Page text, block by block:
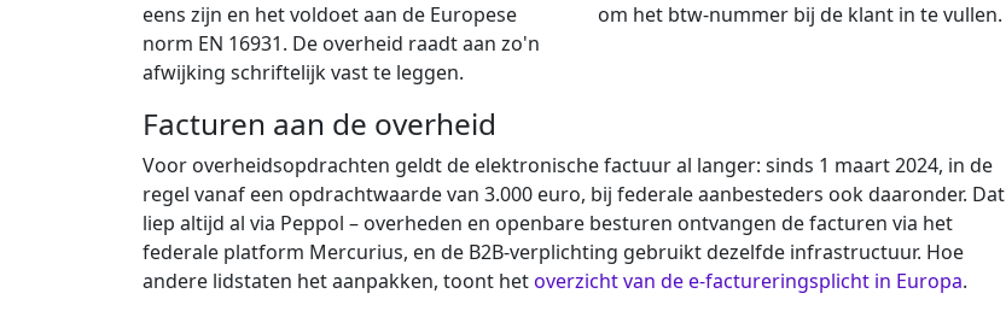
eens zijn en het voldoet aan de Europese
norm EN 16931. De overheid raadt aan zo'n
afwijking schriftelijk vast te leggen.
om het btw-nummer bij de klant in te vullen.
Facturen aan de overheid
Voor overheidsopdrachten geldt de elektronische factuur al langer: sinds 1 maart 2024, in de
regel vanaf een opdrachtwaarde van 3.000 euro, bij federale aanbesteders ook daaronder. Dat
liep altijd al via Peppol – overheden en openbare besturen ontvangen de facturen via het
federale platform Mercurius, en de B2B-verplichting gebruikt dezelfde infrastructuur. Hoe
andere lidstaten het aanpakken, toont hetoverzicht van de e-factureringsplicht in Europa.